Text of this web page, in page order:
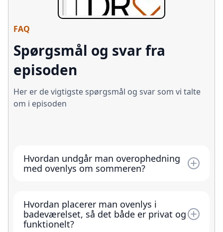
FAQ
Spørgsmål og svar fra
episoden
Her er de vigtigste spørgsmål og svar som vi talte
om i episoden
Hvordan undgår man overophedning
med ovenlys om sommeren?
den stopper solens varme, før den når ind i
rummet. Kombinér gerne med naturlig
ventilation via åbning af ovenlys
Hvordan placerer man ovenlys i
badeværelset, så det både er privat og
funktionelt?